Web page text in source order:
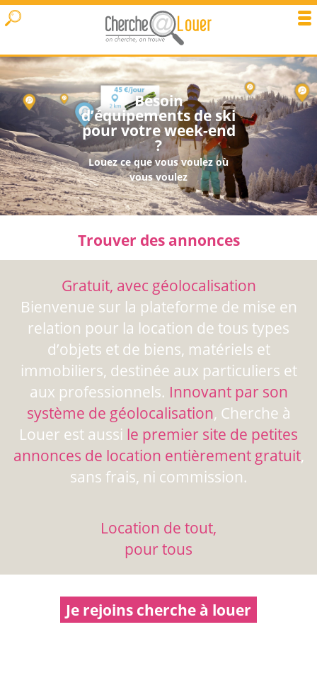
Besoin
d’équipements de ski
pour votre week-end
?
Louez ce que vous voulez où
vous voulez
Trouver des annonces
Gratuit, avec géolocalisation
Bienvenue sur la plateforme de mise en
relation pour la location de tous types
d’objets et de biens, matériels et
immobiliers, destinée aux particuliers et
aux professionnels. Innovant par son
système de géolocalisation, Cherche à
Louer est aussi le premier site de petites
annonces de location entièrement gratuit,
sans frais, ni commission.
Location de tout,
pour tous
Je rejoins cherche à louer